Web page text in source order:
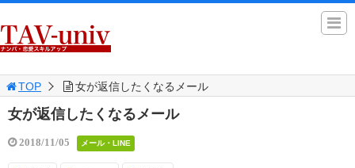
TOP 女が返信したくなるメール
女が返信したくなるメール
2018/11/05 メール・LINE